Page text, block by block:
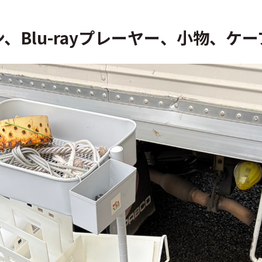
、Blu-rayプレーヤー、小物、ケー